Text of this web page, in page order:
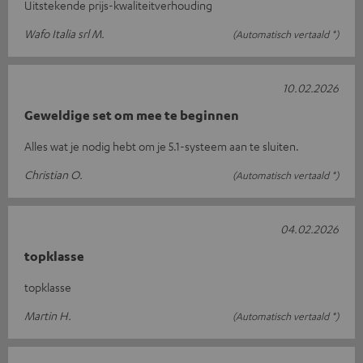
Uitstekende prijs-kwaliteitverhouding
Wafo Italia srl M.
(Automatisch vertaald *)
Geweldige set om mee te beginnen
Alles wat je nodig hebt om je 5.1-systeem aan te sluiten.
Christian O.
(Automatisch vertaald *)
10.02.2026
topklasse
topklasse
Martin H.
(Automatisch vertaald *)
04.02.2026